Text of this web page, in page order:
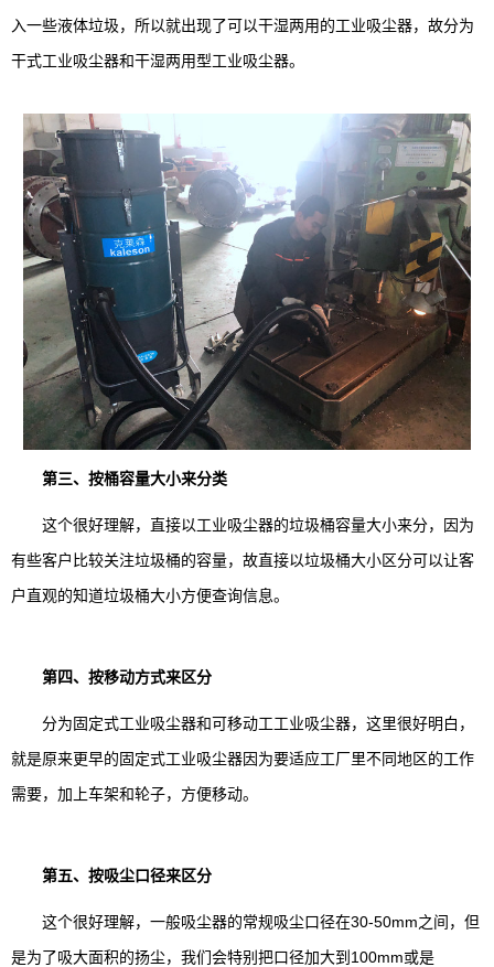
入一些液体垃圾，所以就出现了可以干湿两用的工业吸尘器，故分为
干式工业吸尘器和干湿两用型工业吸尘器。
第三、按桶容量大小来分类
这个很好理解，直接以工业吸尘器的垃圾桶容量大小来分，因为
有些客户比较关注垃圾桶的容量，故直接以垃圾桶大小区分可以让客
户直观的知道垃圾桶大小方便查询信息。
第四、按移动方式来区分
分为固定式工业吸尘器和可移动工工业吸尘器，这里很好明白，
就是原来更早的固定式工业吸尘器因为要适应工厂里不同地区的工作
需要，加上车架和轮子，方便移动。
第五、按吸尘口径来区分
这个很好理解，一般吸尘器的常规吸尘口径在30-50mm之间，但
是为了吸大面积的扬尘，我们会特别把口径加大到100mm或是